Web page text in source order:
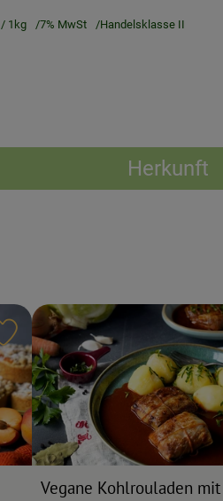
/ 1kg 7% MwSt Handelsklasse II
Herkunft
Rezept zu Favouriten hinzufügen
Vegane Kohlrouladen mit